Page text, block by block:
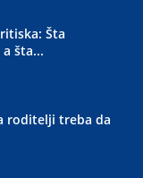
Šta
šta...
roditelji treba da